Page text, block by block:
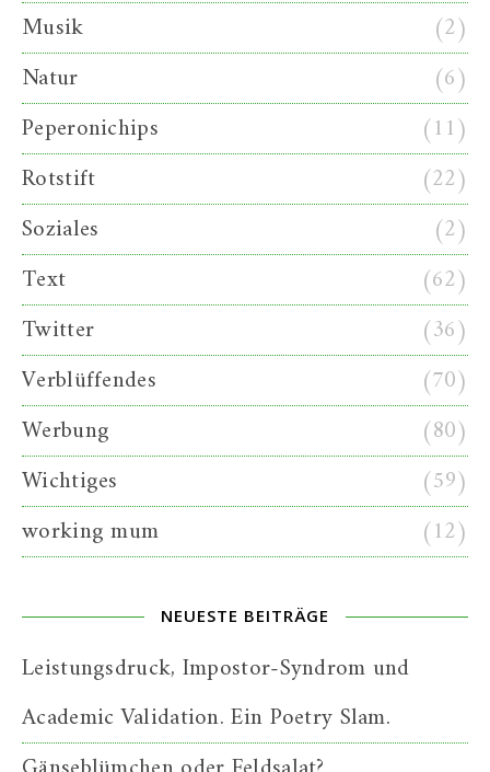
Musik
(2)
Natur
(6)
Peperonichips
(11)
Rotstift
(22)
Soziales
(2)
Text
(62)
Twitter
(36)
Verblüffendes
(70)
Werbung
(80)
Wichtiges
(59)
working mum
(12)
NEUESTE BEITRÄGE
Leistungsdruck, Impostor-Syndrom und
Academic Validation. Ein Poetry Slam.